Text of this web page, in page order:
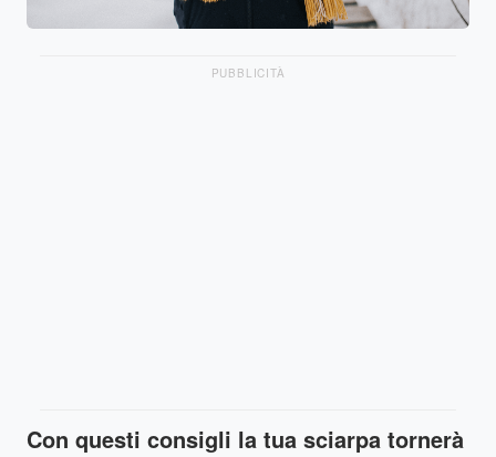
PUBBLICITÀ
Con questi consigli la tua sciarpa tornerà